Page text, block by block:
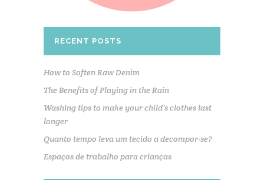
RECENT POSTS
How to Soften Raw Denim
The Benefits of Playing in the Rain
Washing tips to make your child’s clothes last
longer
Quanto tempo leva um tecido a decompor-se?
Espaços de trabalho para crianças